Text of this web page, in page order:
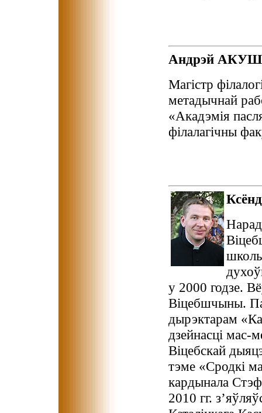
Андрэй
Магістр
метадычнай
«Акадэмія
філалагічны
у 2000 годзе.
Віцебшчыны.
дырэктарам
дзейнасці мас-
Віцебскай
тэме «Сродкі
кардынала
2010 гг.